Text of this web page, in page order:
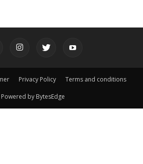
Privacy Policy Terms and conditions
Powered by BytesEdge